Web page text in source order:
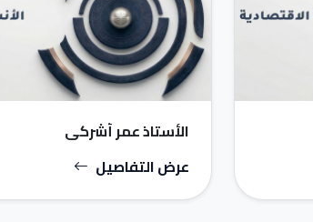
الأستاذ عمر أشركي
عرض التفاصيل